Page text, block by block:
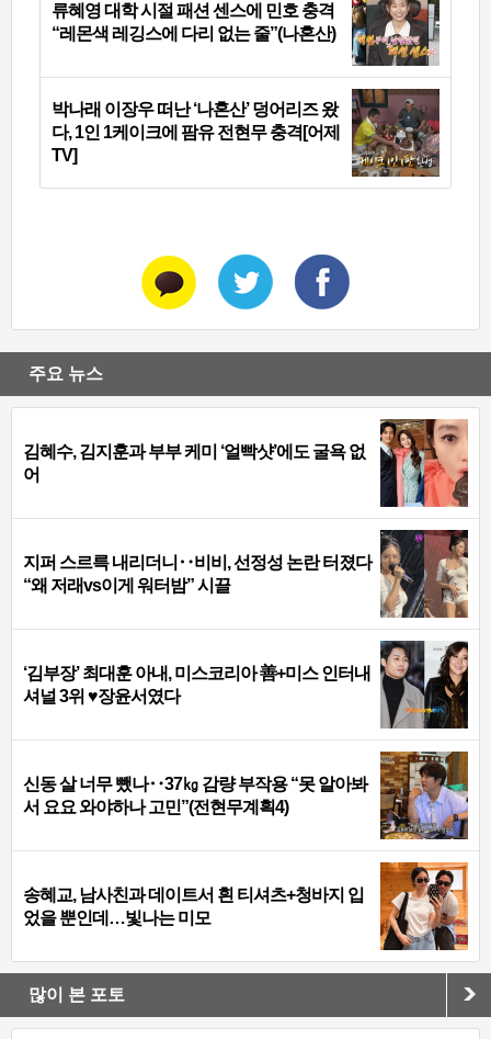
류혜영 대학 시절 패션 센스에 민호 충격
“레몬색 레깅스에 다리 없는 줄”(나혼산)
박나래 이장우 떠난 ‘나혼산’ 덩어리즈 왔
다, 1인 1케이크에 팜유 전현무 충격[어제
TV]
주요 뉴스
김혜수, 김지훈과 부부 케미 ‘얼빡샷’에도 굴욕 없
어
지퍼 스르륵 내리더니‥비비, 선정성 논란 터졌다
“왜 저래vs이게 워터밤” 시끌
‘김부장’ 최대훈 아내, 미스코리아 善+미스 인터내
셔널 3위 ♥장윤서였다
신동 살 너무 뺐나‥37㎏ 감량 부작용 “못 알아봐
서 요요 와야하나 고민”(전현무계획4)
송혜교, 남사친과 데이트서 흰 티셔츠+청바지 입
었을 뿐인데…빛나는 미모
많이 본 포토